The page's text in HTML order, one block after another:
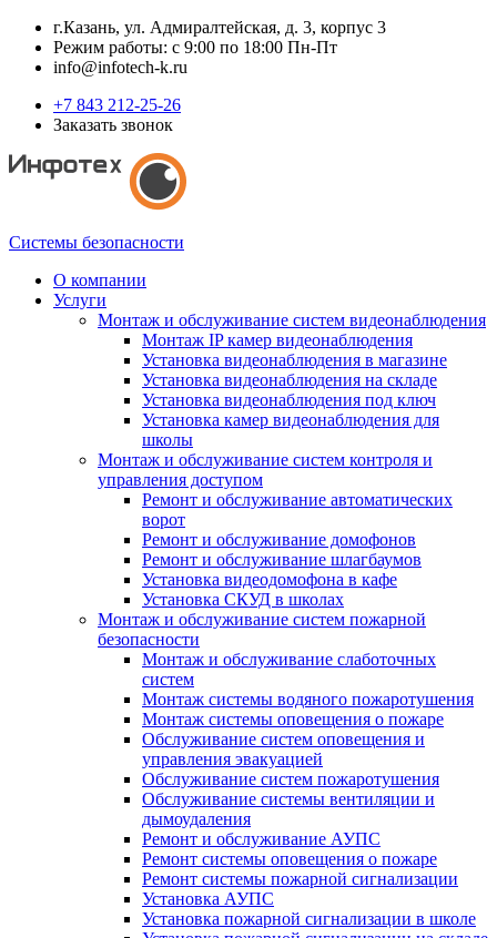
г.Казань, ул. Адмиралтейская, д. 3, корпус 3
Режим работы: с 9:00 по 18:00 Пн-Пт
info@infotech-k.ru
+7 843 212-25-26
Заказать звонок
Системы безопасности
О компании
Услуги
Монтаж и обслуживание систем видеонаблюдения
Монтаж IP камер видеонаблюдения
Установка видеонаблюдения в магазине
Установка видеонаблюдения на складе
Установка видеонаблюдения под ключ
Установка камер видеонаблюдения для
школы
Монтаж и обслуживание систем контроля и
управления доступом
Ремонт и обслуживание автоматических
ворот
Ремонт и обслуживание домофонов
Ремонт и обслуживание шлагбаумов
Установка видеодомофона в кафе
Установка СКУД в школах
Монтаж и обслуживание систем пожарной
безопасности
Монтаж и обслуживание слаботочных
систем
Монтаж системы водяного пожаротушения
Монтаж системы оповещения о пожаре
Обслуживание систем оповещения и
управления эвакуацией
Обслуживание систем пожаротушения
Обслуживание системы вентиляции и
дымоудаления
Ремонт и обслуживание АУПС
Ремонт системы оповещения о пожаре
Ремонт системы пожарной сигнализации
Установка АУПС
Установка пожарной сигнализации в школе